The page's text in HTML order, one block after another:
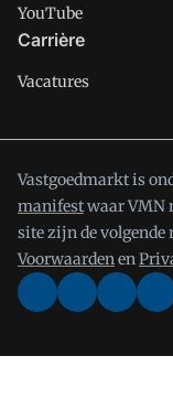
YouTube
Carrière
Vacatures
Vastgoedmarkt is
manifestwaar VMN
site zijn de volgende
Voorwaardenen